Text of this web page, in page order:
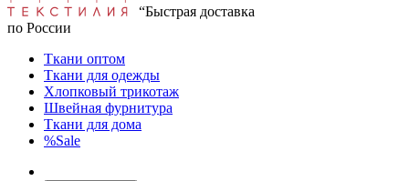
“Быстрая доставка
по России
Ткани оптом
Ткани для одежды
Хлопковый трикотаж
Швейная фурнитура
Ткани для дома
%Sale